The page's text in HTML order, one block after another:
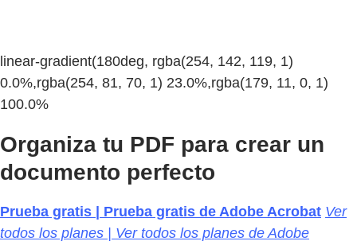
linear-gradient(180deg, rgba(254, 142, 119, 1)
0.0%,rgba(254, 81, 70, 1) 23.0%,rgba(179, 11, 0, 1)
100.0%
Organiza tu PDF para crear un
documento perfecto
Prueba gratis | Prueba gratis de Adobe Acrobat Ver
todos los planes | Ver todos los planes de Adobe